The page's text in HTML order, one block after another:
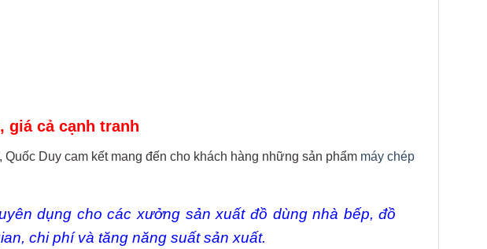
giá cả cạnh tranh
Duy cam kết mang đến cho khách hàng những sản phẩm máy chép
dụng cho các xưởng sản xuất đồ dùng nhà bếp, đồ
chi phí và tăng năng suất sản xuất.